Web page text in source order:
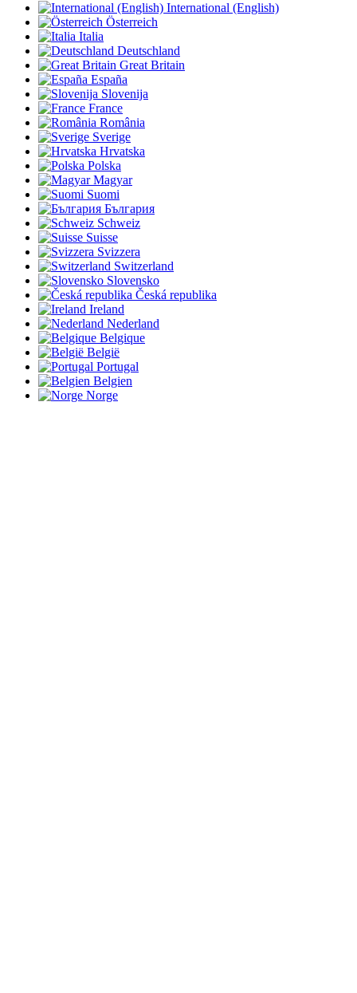
International (English)
Österreich
Italia
Deutschland
Great Britain
España
Slovenija
France
România
Sverige
Hrvatska
Polska
Magyar
Suomi
България
Schweiz
Suisse
Svizzera
Switzerland
Slovensko
Česká republika
Ireland
Nederland
Belgique
België
Portugal
Belgien
Norge